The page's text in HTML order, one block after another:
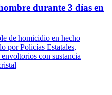
durante 3 días en